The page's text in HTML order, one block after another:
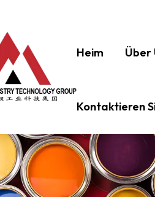
Heim Über
Kontaktieren